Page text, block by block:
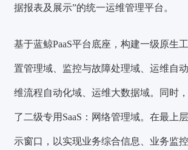
据报表及展示”的统一运维管理平台。
基于蓝鲸PaaS平台底座，构建一级原生
置管理域、监控与故障处理域、运维自
维流程自动化域、运维大数据域。同时
了二级专用SaaS：网络管理域。在最上
示窗口，以实现业务综合信息、业务监